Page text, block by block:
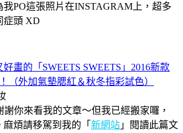
PO這張照片在INSTAGRAM上，超多
症頭 XD
畫的「SWEETS SWEETS」2016新款
（外加氣墊腮紅＆秋冬指彩試色）
謝你來看我的文章～但我已經搬家囉，
煩請移駕到我的「 新網站 」閱讀此篇文